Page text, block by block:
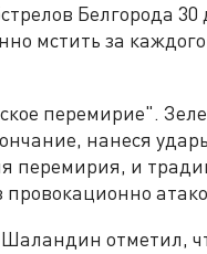
Белгорода 30
мстить за
перемирие".
нанеся
перемирия, и
отметил,